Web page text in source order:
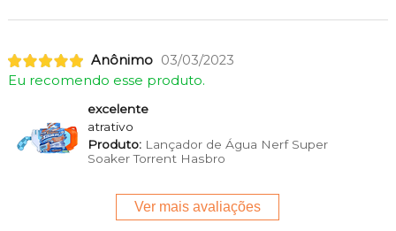
Anônimo 03/03/2023
Eu recomendo esse produto.
excelente
atrativo
Produto:Lançador de Água Nerf Super
Soaker Torrent Hasbro
Ver mais avaliações